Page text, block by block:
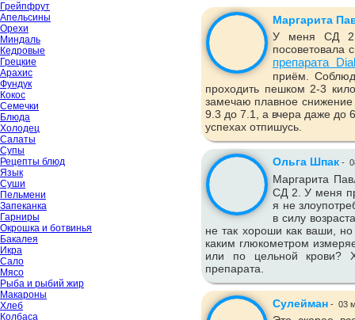
Грейпфрут
Апельсины
Орехи
Миндаль
Кедровые
Грецкие
Арахис
Фундук
Кокос
Семечки
Блюда
Холодец
Салаты
Супы
Рецепты блюд
Язык
Суши
Пельмени
Запеканка
Гарниры
Окрошка и ботвинья
Бакалея
Икра
Сало
Мясо
Рыба и рыбий жир
Макароны
Хлеб
Колбаса
Маргарита
У меня СД 2
посоветовала
препарата
приём.
проходить пешком 2-3
замечаю плавное снижение
9.3 до 7.1, а вчера даже до
успехах отпишусь.
Ольга Шпак -
Маргарита
СД 2. У меня
я не
в силу
не так хороши как ваши,
каким глюкометром
или по цельной крови?
препарата.
Сулейман - 03